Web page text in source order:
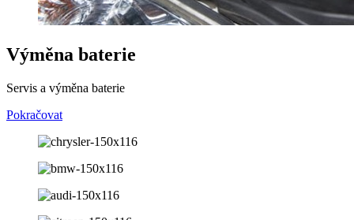
Výměna baterie
Servis a výměna baterie
Pokračovat